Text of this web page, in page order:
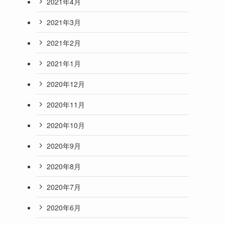
2021年3月
2021年2月
2021年1月
2020年12月
2020年11月
2020年10月
2020年9月
2020年8月
2020年7月
2020年6月